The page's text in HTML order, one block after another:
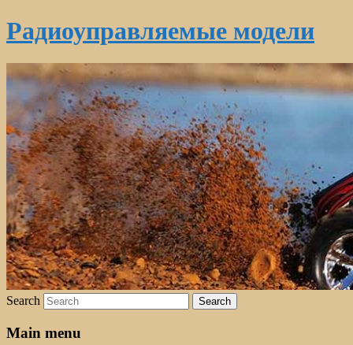
Радиоуправляемые модели
Search
Main menu